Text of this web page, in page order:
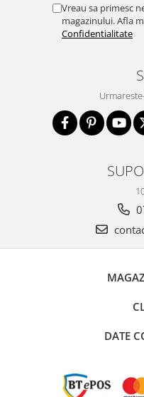
Vreau sa primesc
magazinului. Afla
Confidentialitate
DATE